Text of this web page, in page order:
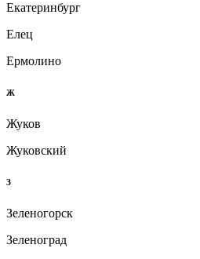
Екатеринбург
Елец
Ермолино
Ж
Жуков
Жуковский
З
Зеленогорск
Зеленоград